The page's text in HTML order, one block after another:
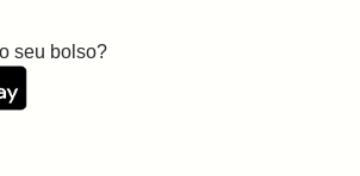
seu bolso?